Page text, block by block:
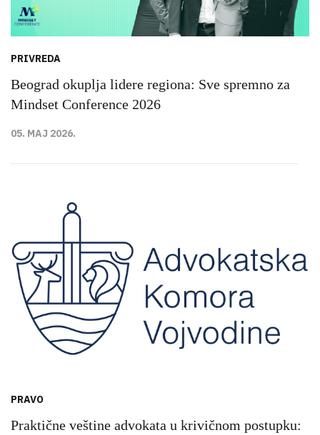
PRIVREDA
Beograd okuplja lidere regiona: Sve spremno za
Mindset Conference 2026
05. MAJ 2026.
PRAVO
Praktične veštine advokata u krivičnom postupku: